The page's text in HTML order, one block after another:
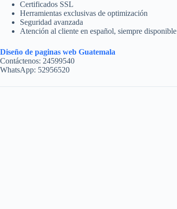
Certificados SSL
Herramientas exclusivas de optimización
Seguridad avanzada
Atención al cliente en español, siempre disponible
Diseño de paginas web Guatemala
Contáctenos: 24599540
WhatsApp: 52956520